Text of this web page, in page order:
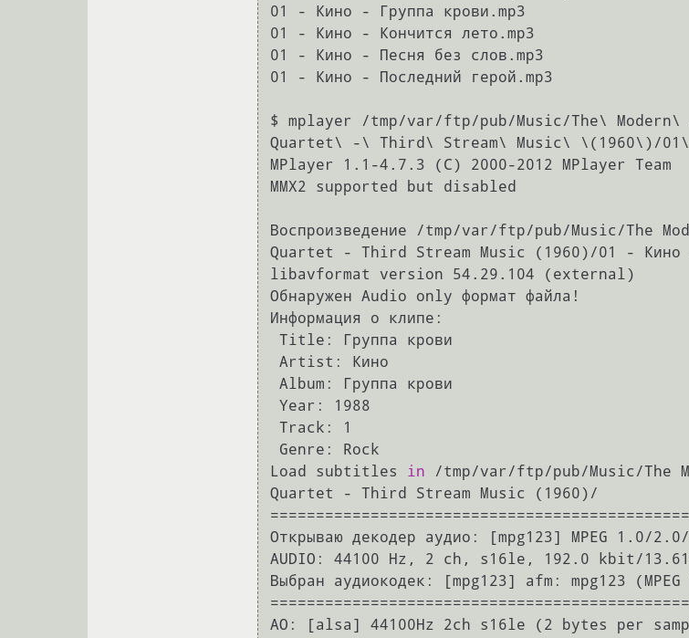
01 - Кино - Группа крови.mp3
01 - Кино - Кончится лето.mp3
01 - Кино - Песня без слов.mp3
01 - Кино - Последний герой.mp3
$ mplayer /tmp/var/ftp/pub/Music/The\
Quartet\ -\ Third\ Stream\ Music\ \(1960\)/
MPlayer 1.1-4.7.3 (C) 2000-2012 MPlayer Team
MMX2 supported but disabled
Воспроизведение /tmp/var/ftp/pub/Music/The
Quartet - Third Stream Music (1960)/01 - Кино -
libavformat version 54.29.104 (external)
Обнаружен Audio only формат файла!
Информация о клипе:
Load subtitles in /tmp/var/ftp/pub/Music/The
Quartet - Third Stream Music (1960)/
Открываю декодер аудио: [mpg123] MPEG
AUDIO: 44100 Hz, 2 ch, s16le, 192.0 kbit/
Выбран аудиокодек: [mpg123] afm: mpg123
AO: [alsa] 44100Hz 2ch s16le (2 bytes per